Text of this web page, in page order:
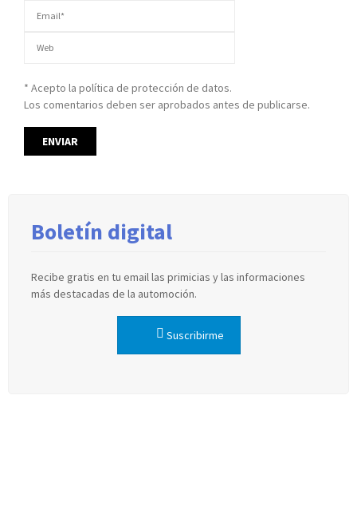
* Acepto la política de protección de datos.
Los comentarios deben ser aprobados antes de publicarse.
Boletín digital
Recibe gratis en tu email las primicias y las informaciones
más destacadas de la automoción.
Suscribirme